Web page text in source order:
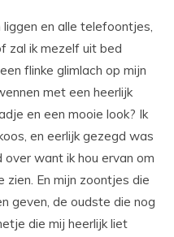
liggen en alle telefoontjes,
zal ik mezelf uit bed
flinke glimlach op mijn
met een heerlijk
en een mooie look? Ik
en eerlijk gezegd was
want ik hou ervan om
En mijn zoontjes die
geven, de oudste die nog
die mij heerlijk liet